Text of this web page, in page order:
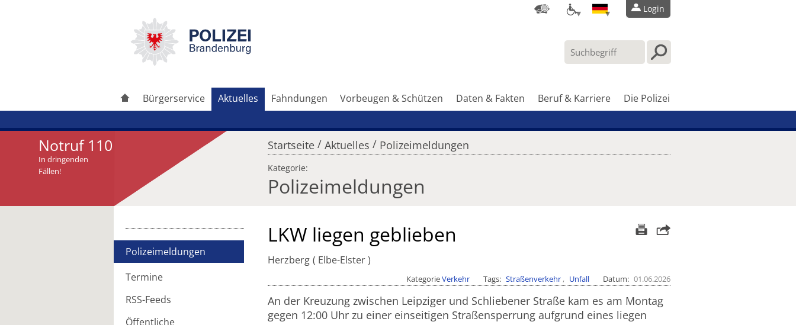
Login
Bürgerservice Aktuelles Fahndungen Vorbeugen & Schützen Daten & Fakten Beruf & Karriere Die Polizei
Notruf 110
In dringenden
Fällen!
Startseite / Aktuelles / Polizeimeldungen
Kategorie:
Polizeimeldungen
Polizeimeldungen
Termine
RSS-Feeds
Öffentliche
Artikel weiterleiten LKW liegen geblieben
Herzberg Elbe-Elster
KategorieVerkehr Tags Straßenverkehr Unfall Datum 01.06.2026
An der Kreuzung zwischen Leipziger und Schliebener Straße kam es am Montag
gegen 12:00 Uhr zu einer einseitigen Straßensperrung aufgrund eines liegen